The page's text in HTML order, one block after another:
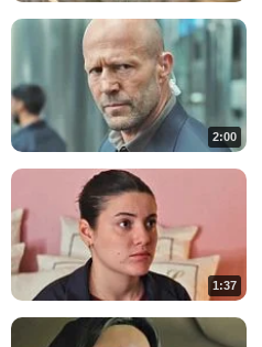
2:00
1:37